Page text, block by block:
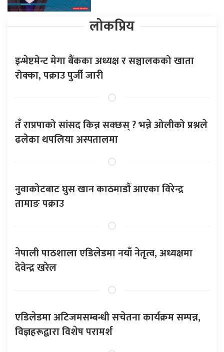
लोकप्रिय
इन्भेष्टमेन्ट मेगा बैंकका अध्यक्ष र सञ्चालकको खाता
रोक्का, पक्राउ पुर्जी जारी
तँ राप्रपाको सांसद किन्न सक्छस् ? भन्ने ओलीको प्रश्नले
ढलेका थपलिया अस्पतालमा
नुवाकोटबाट घुस खान काठमाडौँ आएका विरेन्द्र
तामाङ पक्राउ
नेपाली पाठशाला एडिलेडमा नयाँ नेतृत्व, अध्यक्षमा
देवेन्द्र खरेल
एडिलेडमा अटिजमसम्बन्धी सचेतना कार्यक्रम सम्पन्न,
विज्ञहरूद्वारा विशेष परामर्श